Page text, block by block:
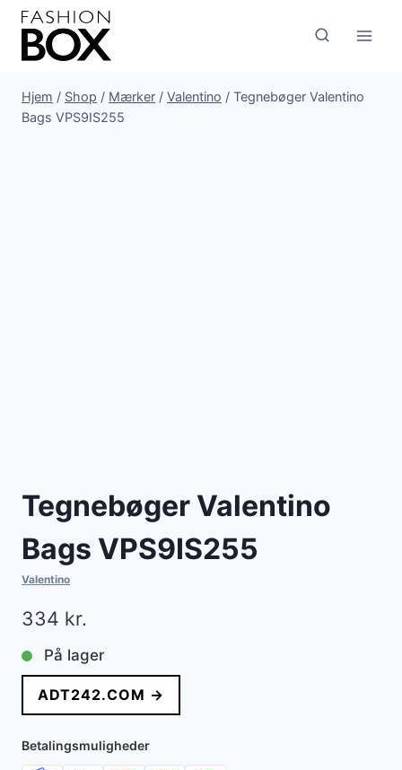
Fortsæt
indhold
Hjem / Shop / Mærker / Valentino / Tegnebøger Valentino
Bags VPS9IS255
Tegnebøger Valentino
Bags VPS9IS255
Valentino
334 kr.
På lager
ADT242.COM →
Betalingsmuligheder